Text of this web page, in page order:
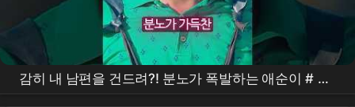
감히 내 남편을 건드려?! 분노가 폭발하는 애순이 # 폭
싹속았수다